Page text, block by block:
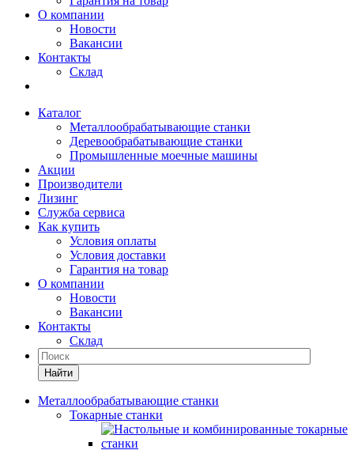
О компании
Новости
Вакансии
Контакты
Склад
Каталог
Металлообрабатывающие станки
Деревообрабатывающие станки
Промышленные моечные машины
Акции
Производители
Лизинг
Служба сервиса
Как купить
Условия оплаты
Условия доставки
Гарантия на товар
О компании
Новости
Вакансии
Контакты
Склад
Найти
Металлообрабатывающие станки
Токарные станки